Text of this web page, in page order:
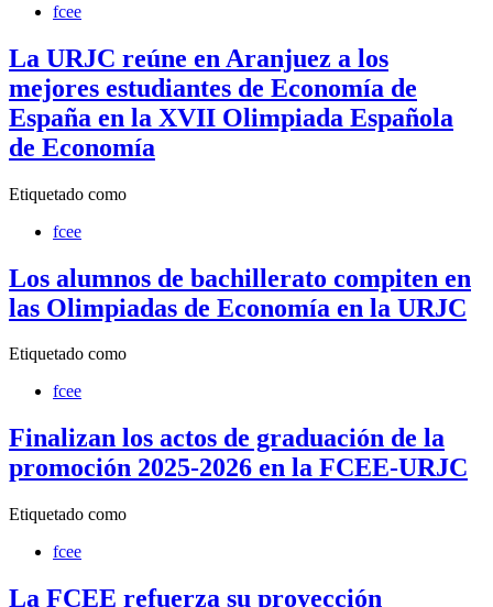
fcee
La URJC reúne en Aranjuez a los
mejores estudiantes de Economía de
España en la XVII Olimpiada Española
de Economía
Etiquetado como
fcee
Los alumnos de bachillerato compiten en
las Olimpiadas de Economía en la URJC
Etiquetado como
fcee
Finalizan los actos de graduación de la
promoción 2025-2026 en la FCEE-URJC
Etiquetado como
fcee
La FCEE refuerza su proyección